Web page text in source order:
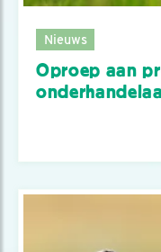
Nieuws
Oproep aan